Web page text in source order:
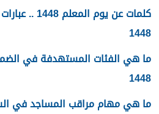
كلمات عن يوم
1448
ما هي الفئات المستهدفة في
1448
ما هي مهام مراقب المساجد في